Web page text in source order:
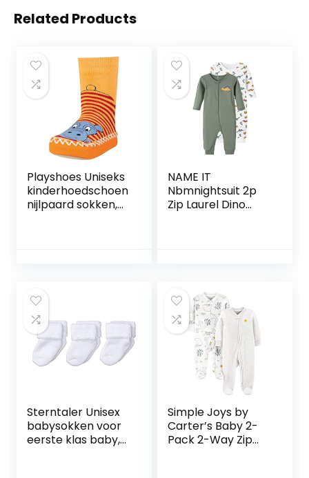
Related Products
Playshoes Uniseks
kinderhoedschoen
nijlpaard sokken,
NAME IT
Nbmnightsuit 2p
Zip Laurel Dino
Sterntaler Unisex
babysokken voor
eerste klas baby,
Simple Joys by
Carter’s Baby 2-
Pack 2-Way Zip